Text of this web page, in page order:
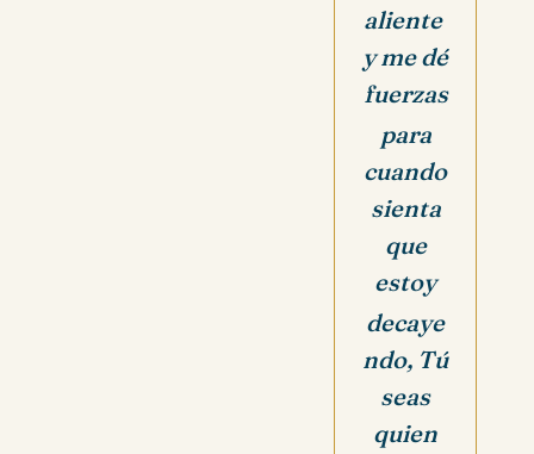
aliente
y me dé
fuerzas
para
cuando
sienta
que
estoy
decaye
ndo, Tú
seas
quien